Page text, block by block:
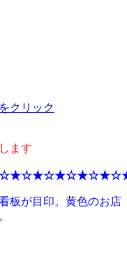
クリック
ます
板が目印。黄色のお店